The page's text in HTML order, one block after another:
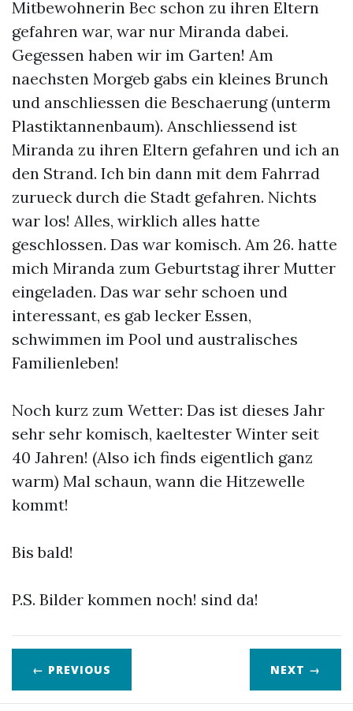
Mitbewohnerin Bec schon zu ihren Eltern
gefahren war, war nur Miranda dabei.
Gegessen haben wir im Garten! Am
naechsten Morgeb gabs ein kleines Brunch
und anschliessen die Beschaerung (unterm
Plastiktannenbaum). Anschliessend ist
Miranda zu ihren Eltern gefahren und ich an
den Strand. Ich bin dann mit dem Fahrrad
zurueck durch die Stadt gefahren. Nichts
war los! Alles, wirklich alles hatte
geschlossen. Das war komisch. Am 26. hatte
mich Miranda zum Geburtstag ihrer Mutter
eingeladen. Das war sehr schoen und
interessant, es gab lecker Essen,
schwimmen im Pool und australisches
Familienleben!
Noch kurz zum Wetter: Das ist dieses Jahr
sehr sehr komisch, kaeltester Winter seit
40 Jahren! (Also ich finds eigentlich ganz
warm) Mal schaun, wann die Hitzewelle
kommt!
Bis bald!
P.S. Bilder kommen noch! sind da!
← PREVIOUS NEXT →